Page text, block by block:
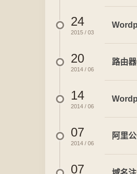
24
2015 / 03
20
2014 / 06
路由
14
2014 / 06
07
2014 / 06
阿里
07